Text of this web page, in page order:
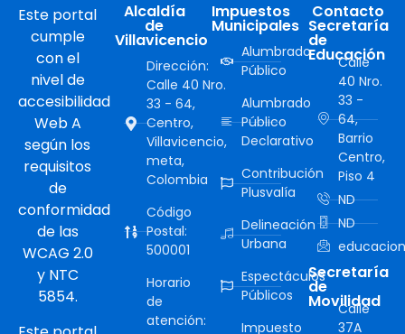
Este portal
cumple
con el
nivel de
accesibilidad
Web A
según los
requisitos
de
conformidad
de las
WCAG 2.0
y NTC
5854.
Alcaldía
de
Villavicencio
Dirección:
Calle 40 Nro.
33 - 64,
Centro,
Villavicencio,
meta,
Colombia
Código
Postal:
500001
Horario
de
atención:
Impuestos
Municipales
Alumbrado
Público
Alumbrado
Público
Declarativo
Contribución
Plusvalía
Delineación
Urbana
Espectáculos
Públicos
Impuesto
Contacto
Secretaría
de
Educación
Calle
40 Nro.
33 -
64,
Barrio
Centro,
Piso 4
ND
ND
Secretaría
de
Movilidad
Calle
37A